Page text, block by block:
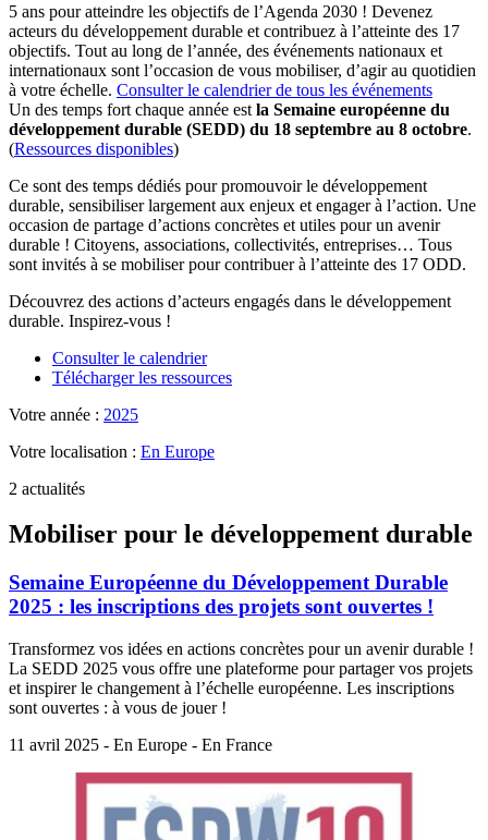
5 ans pour atteindre les objectifs de l’Agenda 2030 ! Devenez
acteurs du développement durable et contribuez à l’atteinte des 17
objectifs. Tout au long de l’année, des événements nationaux et
internationaux sont l’occasion de vous mobiliser, d’agir au quotidien
à votre échelle. Consulter le calendrier de tous les événements
Un des temps fort chaque année est la Semaine européenne du
développement durable (SEDD) du 18 septembre au 8 octobre.
(Ressources disponibles)
Ce sont des temps dédiés pour promouvoir le développement
durable, sensibiliser largement aux enjeux et engager à l’action. Une
occasion de partage d’actions concrètes et utiles pour un avenir
durable ! Citoyens, associations, collectivités, entreprises… Tous
sont invités à se mobiliser pour contribuer à l’atteinte des 17 ODD.
Découvrez des actions d’acteurs engagés dans le développement
durable. Inspirez-vous !
Consulter le calendrier
Télécharger les ressources
Votre année : 2025
Votre localisation : En Europe
2 actualités
Mobiliser pour le développement durable
Semaine Européenne du Développement Durable
2025 : les inscriptions des projets sont ouvertes !
Transformez vos idées en actions concrètes pour un avenir durable !
La SEDD 2025 vous offre une plateforme pour partager vos projets
et inspirer le changement à l’échelle européenne. Les inscriptions
sont ouvertes : à vous de jouer !
11 avril 2025 - En Europe - En France